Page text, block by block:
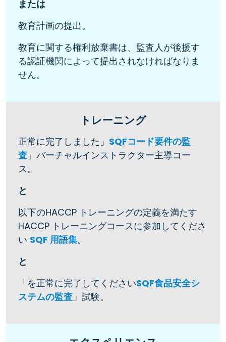
または
教育計画の提出。
教育に関する権利放棄書は、監査人が後援す
る認証機関によって提出されなければなりま
せん。
トレーニング
正常に完了しました」 SQFコード要件の監
査 」バーチャルインストラクター主導コー
ス。
と
以下のHACCP トレーニングの定義を満たす
HACCP トレーニングコースに参加してくださ
い SQF 用語集。
と
「を正常に完了してくださいSQF食品安全シ
ステムの監査 」試験。